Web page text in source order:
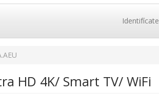
Identifícate
HD 4K/ Smart TV/ WiFi